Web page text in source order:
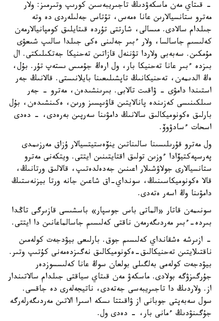
- قىتاي مەن ماسكەۋدىڭ تاجىريبەسىن كورىپ وتىرمىز: ولار
مەترو ستانسيالارىن عانا ەمەس، تۇتاس جەلىلەردى دە وتە
جىلدام سالادى. مىسالى، شارتتى تۇردە قىتايلىق كومپانيالارمەن
كەلىسىم جاسالسا، ولار ءبىر جەلىنى ەكى جىلدا سالىپ شىعۋى
مۇمكىن. سەبەبى ولاردا تۋننەل قازاتىن تەحنيكا جەتكىلىكتى. ال
بىزدە ءبىر عانا تەحنيكا بار، ول ارەڭ جۇمىس ىستەپ تۇر. بۇل،
ەڭ الدىمەن، تەحنيكانىڭ تاپشىلىعىنا بايلانىستى. قالانىڭ جەر
استىندا دامۋى - ۋاقىت تالابى. بىرىنشىدەن، مەترو - جەر
سىلكىنىسى كەزىندە پانالايتىن قاۋىپسىز ورىن، ەكىنشىدەن، بۇل
بارلىق ەكونوميكالىق سالانىڭ دامۋىنا سەرپىن بەرەدى، - دەدى
اسحات ءسادۋوۆ.
ول مەترو قۇرىلىسىنا سالىناتىن ينۆەستيتسيالار ۇزاق مەرزىمدى
پەرسپەكتيۆادا ءوزىن تولىق اقتايتىنىن ايتتى. ويتكەنى مەترو
ستانسيالارى جولاۋشىلار اعىنىن جەدەلدەتىپ، قالالىق ورتانىڭ،
قالا ەكونوميكاسىنىڭ، سونداي-اق شاعىن جانە ورتا بيزنەستىڭ
دامۋىنا وڭ اسەر ەتەدى.
سونىمەن قاتار «الماتى باس جوسپار» باسشىسى قازىرگى تاڭدا
بىردە-ءبىر مەردىگەرمەن ناقتى كەلىسىم جاسالماعانىن دا ايتتى.
- ازىرشە ەشقانداي كەلىسىم جوق. بارلىعى بيۋدجەت كولەمىن
ناقتىلايتىن تەحنيكالىق-ەكونوميكالىق نەگىزدەمەنى كۇتىپ وتىر.
بيۋدجەت كولەمى بەلگىلى بولعان سوڭ عانا كەلىسسوزدەر
جۇرگىزۋگە بولادى. ماسكەۋ مەن قىتاي سياقتى جىلدام سالاتىندار
از. ولاردىڭ دا تاجىريبەسى جەتەدى، ناتيجەلەرى دە جاقسى.
سول سەبەپتى جوبانى از ۋاقىتتا ىسكە اسىرا الاتىن مەردىگەرلەرگە
جۇگىنۋدىڭ ءمانى بار، - دەدى ول.